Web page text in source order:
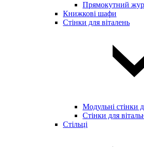
Прямокутний
Книжкові шафи
Стінки для віталень
Модульні стінки
Стінки для
Стільці